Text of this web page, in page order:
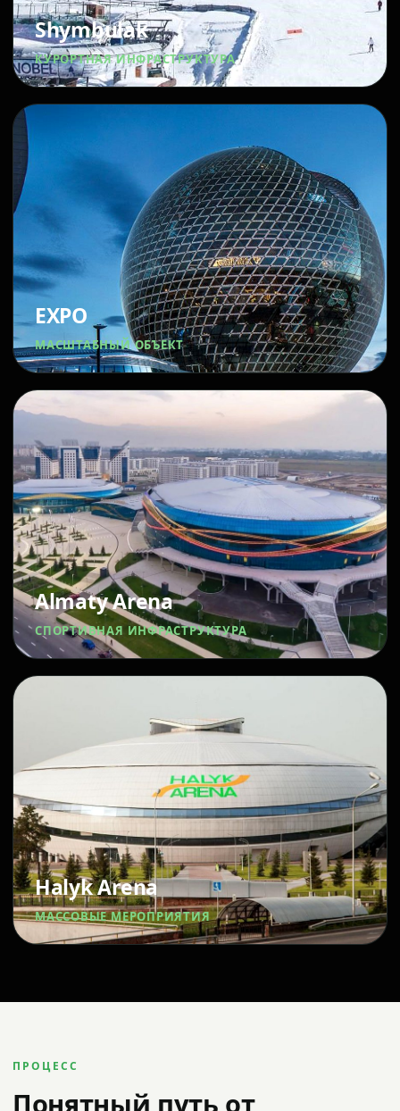
Shymbulak
КУРОРТНАЯ ИНФРАСТРУКТУРА
EXPO
МАСШТАБНЫЙ ОБЪЕКТ
Almaty Arena
СПОРТИВНАЯ ИНФРАСТРУКТУРА
Halyk Arena
МАССОВЫЕ МЕРОПРИЯТИЯ
ПРОЦЕСС
Понятный путь от